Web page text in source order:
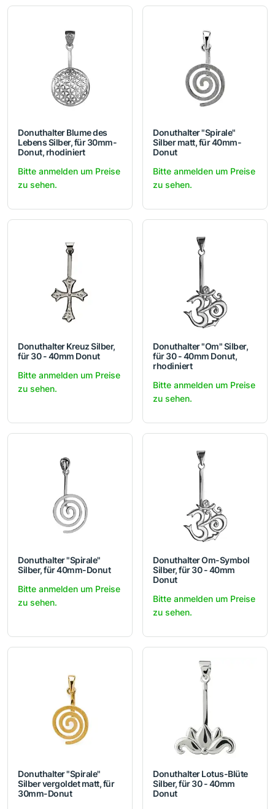
Donuthalter Blume des
Lebens Silber, für 30mm-
Donut, rhodiniert
Bitte anmelden um Preise
zu sehen.
Donuthalter "Spirale"
Silber matt, für 40mm-
Donut
Bitte anmelden um Preise
zu sehen.
Donuthalter Kreuz Silber,
für 30 - 40mm Donut
Bitte anmelden um Preise
zu sehen.
Donuthalter "Om" Silber,
für 30 - 40mm Donut,
rhodiniert
Bitte anmelden um Preise
zu sehen.
Donuthalter "Spirale"
Silber, für 40mm-Donut
Bitte anmelden um Preise
zu sehen.
Donuthalter Om-Symbol
Silber, für 30 - 40mm
Donut
Bitte anmelden um Preise
zu sehen.
Donuthalter "Spirale"
Silber vergoldet matt, für
30mm-Donut
Donuthalter Lotus-Blüte
Silber, für 30 - 40mm
Donut